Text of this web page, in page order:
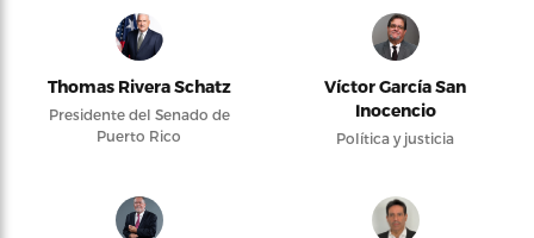
Thomas Rivera Schatz
Presidente del Senado de
Puerto Rico
Víctor García San
Inocencio
Política y justicia